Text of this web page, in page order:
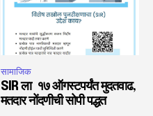
सामाजिक
SIR ला १७ ऑगस्टपर्यंत मुदतवाढ,
मतदार नोंदणीची सोपी पद्धत